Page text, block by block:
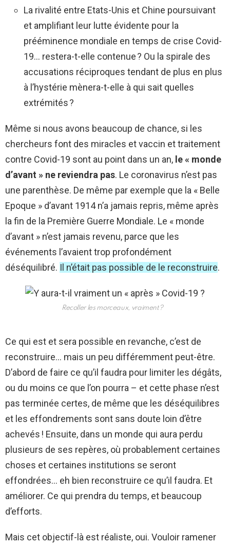
La rivalité entre Etats-Unis et Chine poursuivant
et amplifiant leur lutte évidente pour la
prééminence mondiale en temps de crise Covid-
19… restera-t-elle contenue ? Ou la spirale des
accusations réciproques tendant de plus en plus
à l’hystérie mènera-t-elle à qui sait quelles
extrémités ?
Même si nous avons beaucoup de chance, si les
chercheurs font des miracles et vaccin et traitement
contre Covid-19 sont au point dans un an, le « monde
d’avant » ne reviendra pas. Le coronavirus n’est pas
une parenthèse. De même par exemple que la « Belle
Epoque » d’avant 1914 n’a jamais repris, même après
la fin de la Première Guerre Mondiale. Le « monde
d’avant » n’est jamais revenu, parce que les
événements l’avaient trop profondément
déséquilibré. Il n’était pas possible de le reconstruire.
Recoller les morceaux, vraiment ?
Ce qui est et sera possible en revanche, c’est de
reconstruire… mais un peu différemment peut-être.
D’abord de faire ce qu’il faudra pour limiter les dégâts,
ou du moins ce que l’on pourra – et cette phase n’est
pas terminée certes, de même que les déséquilibres
et les effondrements sont sans doute loin d’être
achevés ! Ensuite, dans un monde qui aura perdu
plusieurs de ses repères, où probablement certaines
choses et certaines institutions se seront
effondrées… eh bien reconstruire ce qu’il faudra. Et
améliorer. Ce qui prendra du temps, et beaucoup
d’efforts.
Mais cet objectif-là est réaliste, oui. Vouloir ramener